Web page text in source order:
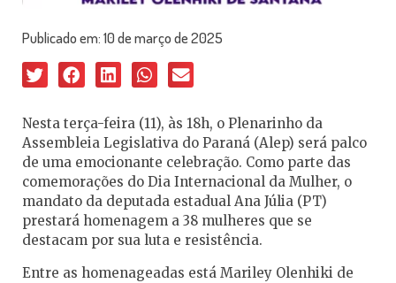
Publicado em:10 de março de 2025
Nesta terça-feira (11), às 18h, o Plenarinho da
Assembleia Legislativa do Paraná (Alep) será palco
de uma emocionante celebração. Como parte das
comemorações do Dia Internacional da Mulher, o
mandato da deputada estadual Ana Júlia (PT)
prestará homenagem a 38 mulheres que se
destacam por sua luta e resistência.
Entre as homenageadas está Mariley Olenhiki de